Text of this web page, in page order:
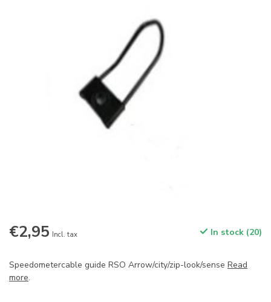
€2,95 Incl. tax In stock (20)
Speedometercable guide RSO Arrow/city/zip-look/sense Read
more.